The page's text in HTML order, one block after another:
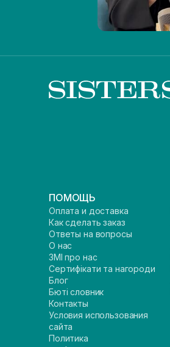
ПОМОЩЬ
Оплата и доставка
Как сделать заказ
Ответы на вопросы
О нас
ЗМІ про нас
Сертифікати та нагороди
Блог
Бюті словник
Контакты
Условия использования
сайта
Политика